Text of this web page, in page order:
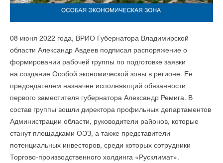
08 июня 2022 года, ВРИО Губернатора Владимирской
области Александр Авдеев подписал распоряжение о
формировании рабочей группы по подготовке заявки
на создание Особой экономической зоны в регионе. Ее
председателем назначен исполняющий обязанности
первого заместителя губернатора Александр Ремига. В
состав группы вошли директора профильных департаментов
Администрации области, руководители районов, которые
станут площадками ОЭЗ, а также представители
потенциальных инвесторов, среди которых сотрудники
Торгово-производственного холдинга «Русклимат».
Возможность льготного проезда по платным трассам
«Автодора» для владельцев электромобилей
и беспилотников обсуждается, заявил журналистам вице-
премьер РФ Марат Хуснуллин.
«Мы действительно обсуждаем такие вопросы», — сказал
он, отвечая на вопрос о бесплатном проезде
электромобилей по платным трассам.
Хуснуллин уточнил, что уже обсуждал это предложение
с главой «Автодора» Вячеславом Петушенко. Если в таких
Фотоэлектрические системы в Германии продолжают
набирать популярность. Какие нюансы нужно знать
начинающему пользователю?
Солнце, ветер или фотоэлектрические системы в Германии
на крыше. Ведь все больше немцев хотят вырабатывать
собственную энергию. Но добраться туда сложно и трудно.
Что же делать? Что советует Баварский консультационный
центр для потребителей?
Цены на энергоносители растут, энергетический кризис
усугубляется. С февраля все домохозяйства ощущают
напряжение.